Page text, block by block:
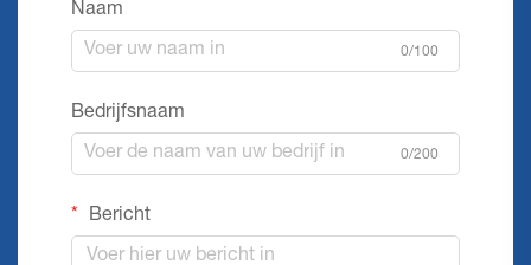
Naam
0/100
Bedrijfsnaam
0/200
Bericht